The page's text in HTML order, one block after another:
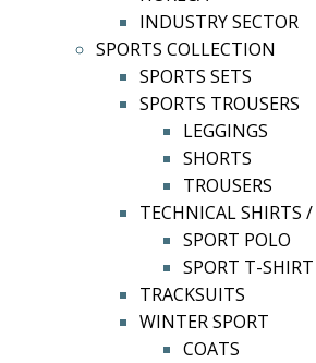
INDUSTRY SECTOR
SPORTS COLLECTION
SPORTS SETS
SPORTS TROUSERS
LEGGINGS
SHORTS
TROUSERS
TECHNICAL SHIRTS
SPORT POLO
SPORT T-SHIRT
TRACKSUITS
WINTER SPORT
COATS